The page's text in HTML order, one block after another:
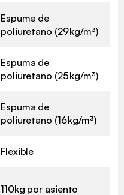
Espuma de
poliuretano (29 kg/m³)
Espuma de
poliuretano (25 kg/m³)
Espuma de
poliuretano (16 kg/m³)
Flexible
110kg por asiento